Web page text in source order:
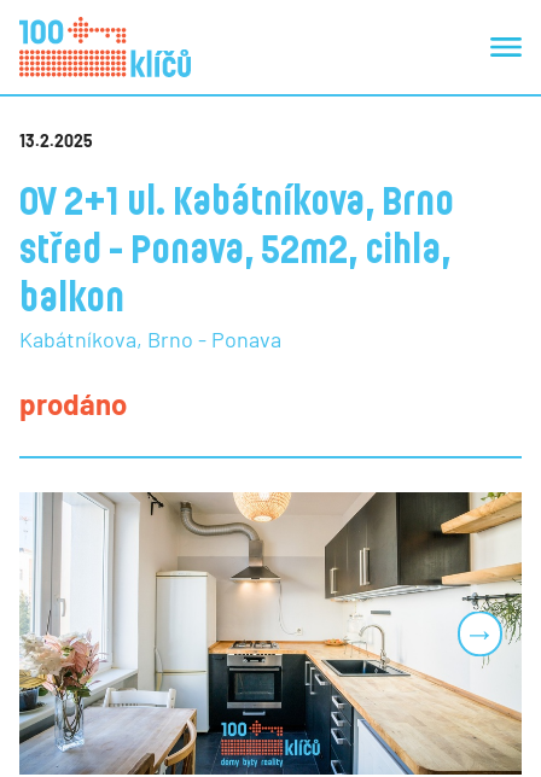
13.2.2025
OV 2+1 ul. Kabátníkova, Brno
střed - Ponava, 52m2, cihla,
balkon
Kabátníkova, Brno - Ponava
prodáno
Next